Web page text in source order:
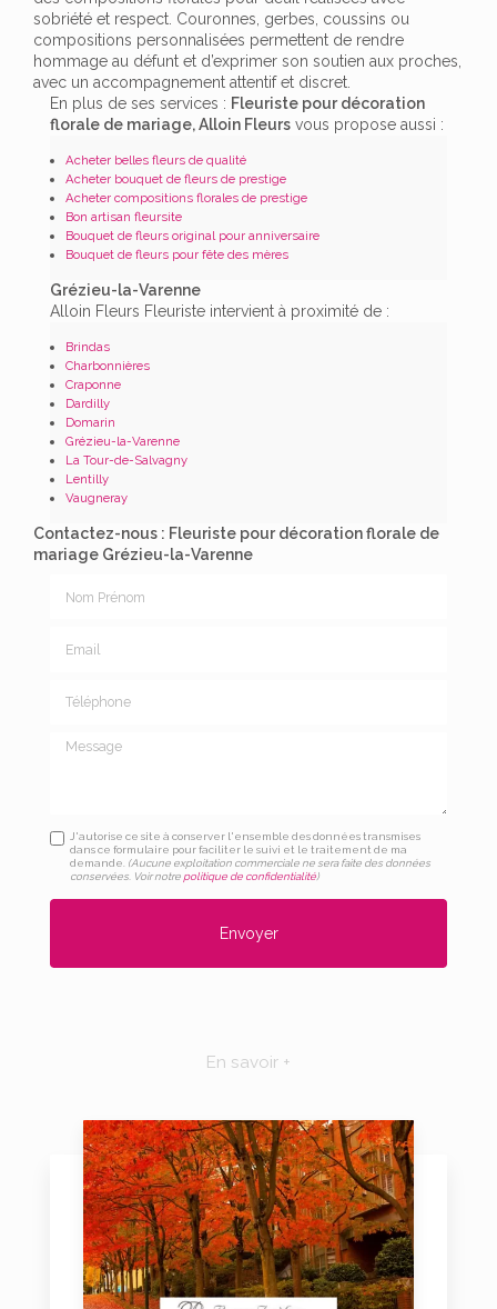
sobriété et respect. Couronnes, gerbes, coussins ou
compositions personnalisées permettent de rendre
hommage au défunt et d’exprimer son soutien aux proches,
avec un accompagnement attentif et discret.
En plus de ses services : Fleuriste pour décoration
florale de mariage, Alloin Fleurs vous propose aussi :
Acheter belles fleurs de qualité
Acheter bouquet de fleurs de prestige
Acheter compositions florales de prestige
Bon artisan fleursite
Bouquet de fleurs original pour anniversaire
Bouquet de fleurs pour fête des mères
Grézieu-la-Varenne
Alloin Fleurs Fleuriste intervient à proximité de :
Brindas
Charbonnières
Craponne
Dardilly
Domarin
Grézieu-la-Varenne
La Tour-de-Salvagny
Lentilly
Vaugneray
Contactez-nous : Fleuriste pour décoration florale de
mariage Grézieu-la-Varenne
Message
J'autorise ce site à conserver l'ensemble des données transmises
dans ce formulaire pour faciliter le suivi et le traitement de ma
demande. (Aucune exploitation commerciale ne sera faite des données
conservées. Voir notre politique de confidentialité)
En savoir +